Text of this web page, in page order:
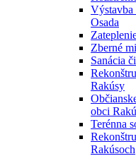
Výstavba
Osada
Zberné
Sanácia
Rakúsy
obci
Terénna
Rakúsoch